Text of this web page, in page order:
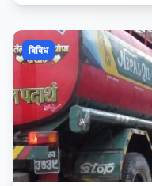
उपकुलपति पदका लागि दरखास्त
बिबिध